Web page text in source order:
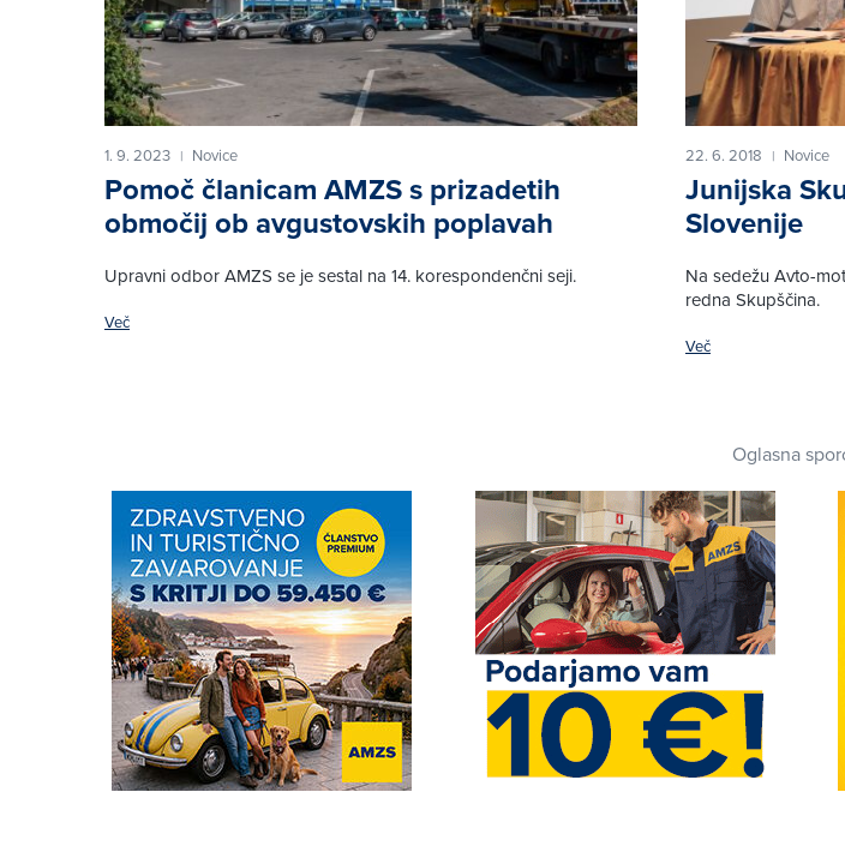
1. 9. 2023 | Novice
Pomoč članicam AMZS s prizadetih
območij ob avgustovskih poplavah
Upravni odbor AMZS se je sestal na 14. korespondenčni seji.
Več
22. 6. 2018 | Novice
Junijska
Slovenije
Na sedežu Avto-
redna Skupščina.
Več
Oglasna